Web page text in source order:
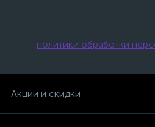
политики обработки
Акции и скидки